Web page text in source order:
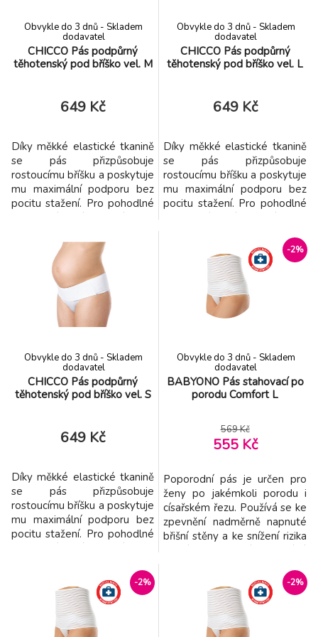
Comfort L
555 Kč
-2%
BABYONO Pás stahovací po porodu
CHICCO Pás podpůrný
těhotenský pod bříško vel. M
Obvykle do 3 dnů - Skladem
dodavatel
649 Kč
Díky měkké elastické tkanině
se pás přizpůsobuje
rostoucímu bříšku a poskytuje
mu maximální podporu bez
pocitu stažení. Pro pohodlné
snižuje nebo odstraňuje
bolesti spodní části zad
jemným zvednutím bříška,
čímž podporuje také
vzpřímené držení těla a
celkový pocit komfortu.
Zmírňuje nepoho
CHICCO Pás podpůrný
těhotenský pod bříško vel. L
Obvykle do 3 dnů - Skladem
dodavatel
649 Kč
Díky měkké elastické tkanině
se pás přizpůsobuje
rostoucímu bříšku a poskytuje
mu maximální podporu bez
pocitu stažení. Pro pohodlné
snižuje nebo odstraňuje
bolesti spodní části zad
jemným zvednutím bříška,
čímž podporuje také
vzpřímené držení těla a
celkový pocit komfortu.
CHICCO Pás podpůrný
těhotenský pod bříško vel. S
Obvykle do 3 dnů - Skladem
dodavatel
649 Kč
Díky měkké elastické tkanině
se pás přizpůsobuje
rostoucímu bříšku a poskytuje
mu maximální podporu bez
pocitu stažení. Pro pohodlné
snižuje nebo odstraňuje
bolesti spodní části zad
jemným zvednutím bříška,
čímž podporuje také
vzpřímené držení těla a
-2%
BABYONO Pás stahovací po
porodu Comfort L
Obvykle do 3 dnů - Skladem
dodavatel
569 Kč
555 Kč
Poporodní pás je určen pro
ženy po jakémkoli porodu i
císařském řezu. Používá se ke
zpevnění nadměrně napnuté
břišní stěny a ke snížení rizika
řezu, dává vám pocit bezpečí
a pohodlí; a také usnadňuje
brzký začátek cvičení k
posílení břišních svalů.
-2% -2%